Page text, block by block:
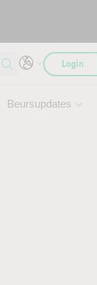
Beursupdates
Login